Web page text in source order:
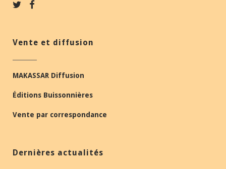
Vente et diffusion
MAKASSAR Diffusion
Éditions Buissonnières
Vente par correspondance
Dernières actualités